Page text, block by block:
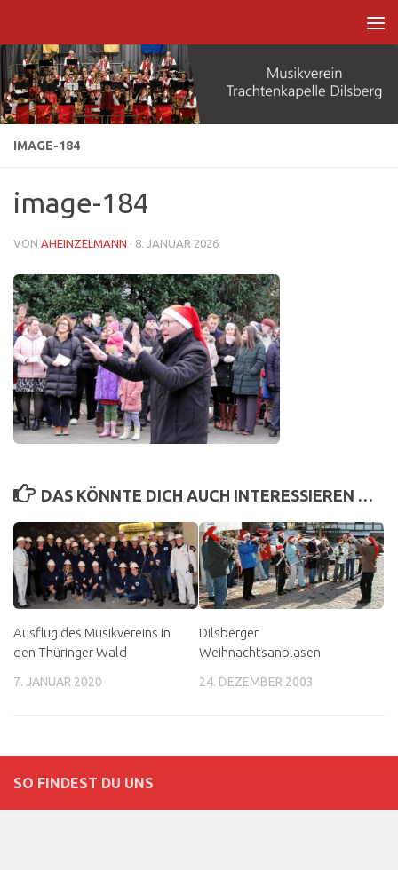
IMAGE-184
image-184
VON AHEINZELMANN · 8. JANUAR 2026
DAS KÖNNTE DICH AUCH INTERESSIEREN …
Ausflug des Musikvereins in
den Thüringer Wald
7. JANUAR 2020
Dilsberger
Weihnachtsanblasen
24. DEZEMBER 2003
SO FINDEST DU UNS